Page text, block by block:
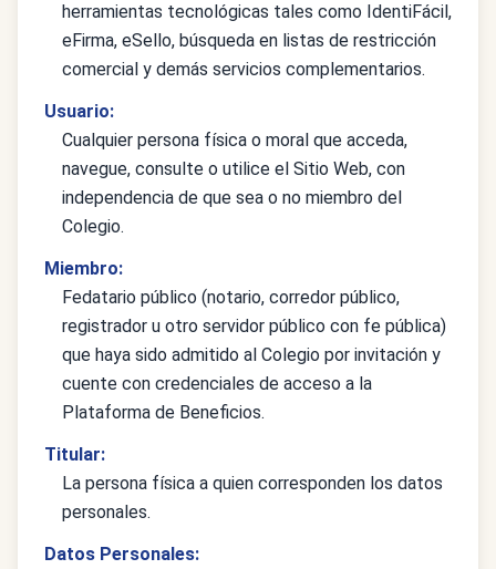
herramientas tecnológicas tales como IdentiFácil,
eFirma, eSello, búsqueda en listas de restricción
comercial y demás servicios complementarios.
Usuario:
Cualquier persona física o moral que acceda,
navegue, consulte o utilice el Sitio Web, con
independencia de que sea o no miembro del
Colegio.
Miembro:
Fedatario público (notario, corredor público,
registrador u otro servidor público con fe pública)
que haya sido admitido al Colegio por invitación y
cuente con credenciales de acceso a la
Plataforma de Beneficios.
Titular:
La persona física a quien corresponden los datos
personales.
Datos Personales: